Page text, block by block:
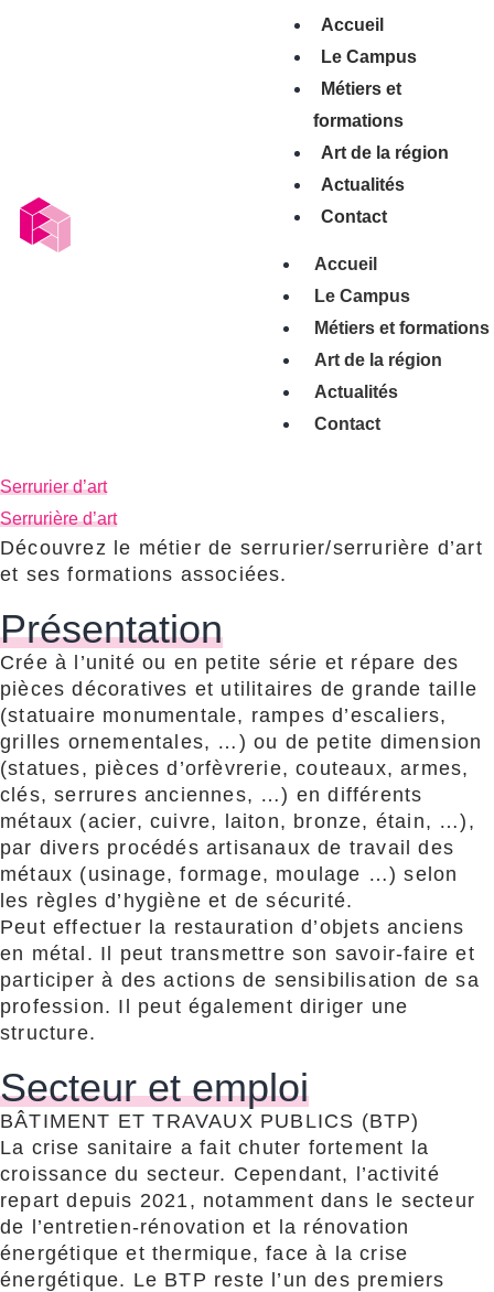
Accueil
Le Campus
Métiers et
formations
Art de la région
Actualités
Contact
Accueil
Le Campus
Métiers et formations
Art de la région
Actualités
Contact
Serrurier d’art
Serrurière d’art
Découvrez le métier de serrurier/serrurière d’art
et ses formations associées.
Présentation
Crée à l’unité ou en petite série et répare des
pièces décoratives et utilitaires de grande taille
(statuaire monumentale, rampes d’escaliers,
grilles ornementales, …) ou de petite dimension
(statues, pièces d’orfèvrerie, couteaux, armes,
clés, serrures anciennes, …) en différents
métaux (acier, cuivre, laiton, bronze, étain, …),
par divers procédés artisanaux de travail des
métaux (usinage, formage, moulage …) selon
les règles d’hygiène et de sécurité.
Peut effectuer la restauration d’objets anciens
en métal. Il peut transmettre son savoir-faire et
participer à des actions de sensibilisation de sa
profession. Il peut également diriger une
structure.
Secteur et emploi
BÂTIMENT ET TRAVAUX PUBLICS (BTP)
La crise sanitaire a fait chuter fortement la
croissance du secteur. Cependant, l’activité
repart depuis 2021, notamment dans le secteur
de l’entretien-rénovation et la rénovation
énergétique et thermique, face à la crise
énergétique. Le BTP reste l’un des premiers